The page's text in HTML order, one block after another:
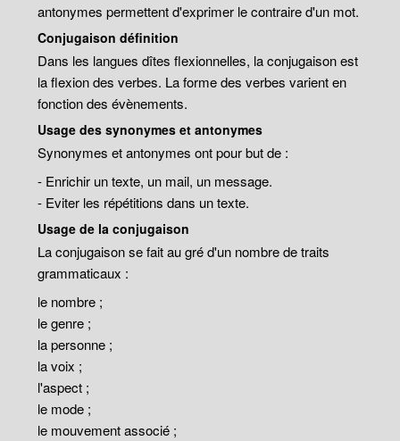
antonymes permettent d'exprimer le contraire d'un mot.
Conjugaison définition
Dans les langues dîtes flexionnelles, la conjugaison est
la flexion des verbes. La forme des verbes varient en
fonction des évènements.
Usage des synonymes et antonymes
Synonymes et antonymes ont pour but de :
- Enrichir un texte, un mail, un message.
- Eviter les répétitions dans un texte.
Usage de la conjugaison
La conjugaison se fait au gré d'un nombre de traits
grammaticaux :
le nombre ;
le genre ;
la personne ;
la voix ;
l'aspect ;
le mode ;
le mouvement associé ;